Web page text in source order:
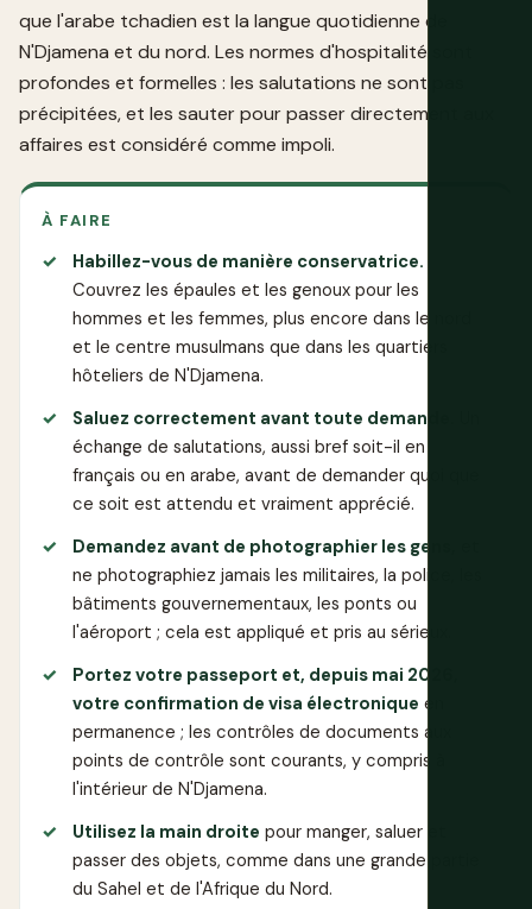
que l'arabe tchadien est la langue quotidienne de
N'Djamena et du nord. Les normes d'hospitalité sont
profondes et formelles : les salutations ne sont pas
précipitées, et les sauter pour passer directement aux
affaires est considéré comme impoli.
À FAIRE
Habillez-vous de manière conservatrice.
Couvrez les épaules et les genoux pour les
hommes et les femmes, plus encore dans le nord
et le centre musulmans que dans les quartiers
hôteliers de N'Djamena.
Saluez correctement avant toute demande.
échange de salutations, aussi bref soit-il en
français ou en arabe, avant de demander quoi que
ce soit est attendu et vraiment apprécié.
Demandez avant de photographier les gens,
ne photographiez jamais les militaires, la police, les
bâtiments gouvernementaux, les ponts ou
l'aéroport ; cela est appliqué et pris au sérieux.
Portez votre passeport et, depuis mai 2026,
votre confirmation de visa électronique en
permanence ; les contrôles de documents aux
points de contrôle sont courants, y compris à
l'intérieur de N'Djamena.
Utilisez la main droite pour manger, saluer et
passer des objets, comme dans une grande partie
du Sahel et de l'Afrique du Nord.